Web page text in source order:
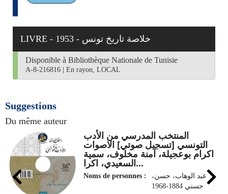
LIVRE - 1953 - خلاصة تاريخ تونس
Disponible à Bibliothèque Nationale de Tunisie
A-8-216816 En rayon, LOCAL
Suggestions
Du même auteur
المنتخب المدرسي من الأدب
التونسي [تسجيل صوتي] الاصوات
اكرام بوعجيلة، آمنة مخلوف، سمية
السعيدي، اكرا...
Noms de personnes :
،عبد الوهاب، حسن
حسني 1884-1968